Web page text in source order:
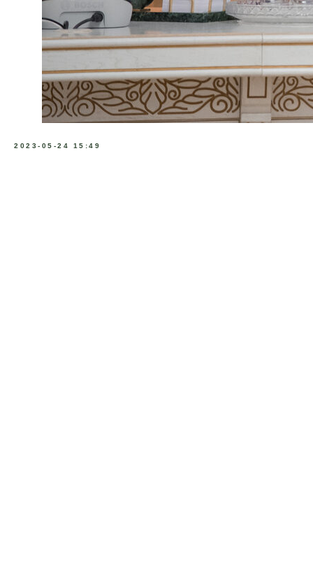
2023-05-24 15:49